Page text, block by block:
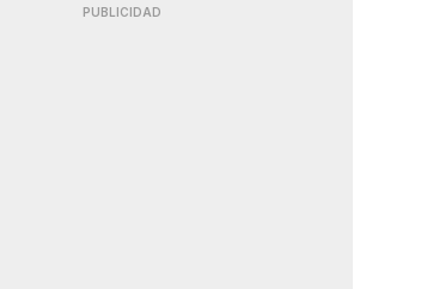
PUBLICIDAD